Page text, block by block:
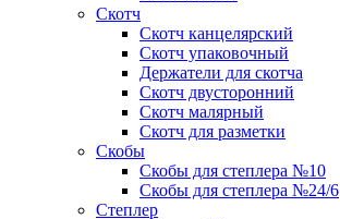
Скотч
Скотч канцелярский
Скотч упаковочный
Держатели для скотча
Скотч двусторонний
Скотч малярный
Скотч для разметки
Скобы
Скобы для степлера №10
Скобы для степлера №24/6
Степлер